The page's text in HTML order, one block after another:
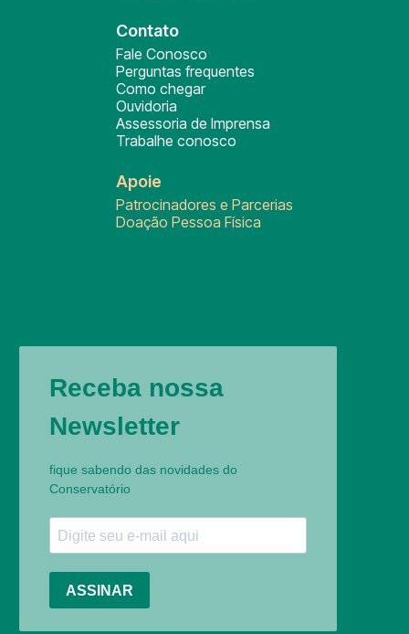
Contato
Fale Conosco
Perguntas frequentes
Como chegar
Ouvidoria
Assessoria de Imprensa
Trabalhe conosco
Apoie
Patrocinadores e Parcerias
Doação Pessoa Física